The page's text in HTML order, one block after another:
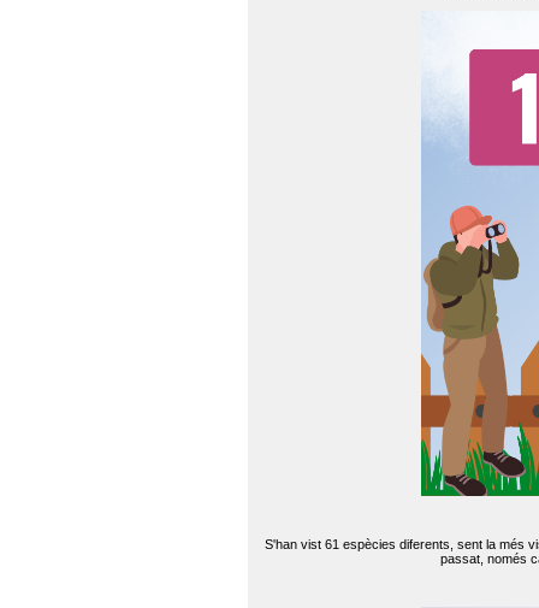
S'han vist 61 espècies diferents, sent la més
passat, només